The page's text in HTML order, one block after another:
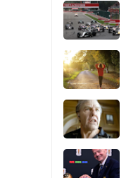
Nis 2025
Mar 2025
Şub 2025
Oca 2025
Ara 2024
Kas 2024
Eki 2024